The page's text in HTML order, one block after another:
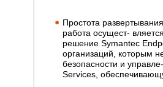
Простота
работа осущест-
решение Symantec
организаций, которым
безопасности и
Services,